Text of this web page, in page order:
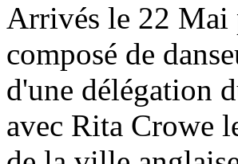
Arrivés le 22 Mai
composé de
d'une délégation
avec Rita Crowe